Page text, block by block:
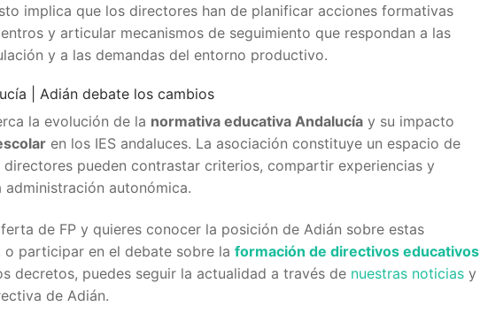
implica que los directores han de planificar acciones formativas
y articular mecanismos de seguimiento que respondan a las
y a las demandas del entorno productivo.
| Adián debate los cambios
la evolución de la normativa educativa Andalucía y su impacto
en los IES andaluces. La asociación constituye un espacio de
pueden contrastar criterios, compartir experiencias y
autonómica.
de FP y quieres conocer la posición de Adián sobre estas
participar en el debate sobre la formación de directivos educativos
decretos, puedes seguir la actualidad a través de nuestras noticias y
de Adián.